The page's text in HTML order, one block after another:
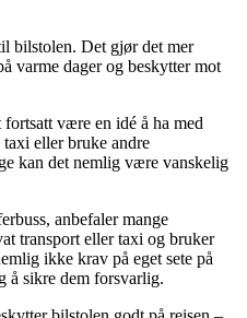
bilstolen. Det gjør det mer
varme dager og beskytter mot
være en idé å ha med
taxi eller bruke andre
kan det nemlig være vanskelig
anbefaler mange
transport eller taxi og bruker
ikke krav på eget sete på
å sikre dem forsvarlig.